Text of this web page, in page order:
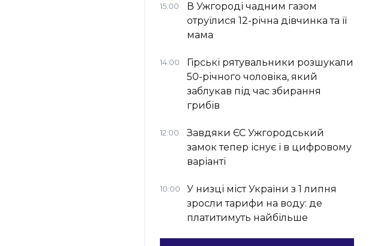
15:00
В Ужгороді чадним газом
отруїлися 12-річна дівчинка та її
мама
14:00
Гірські рятувальники розшукали
50-річного чоловіка, який
заблукав під час збирання
грибів
12:00
Завдяки ЄС Ужгородський
замок тепер існує і в цифровому
варіанті
10:00
У низці міст України з 1 липня
зросли тарифи на воду: де
платитимуть найбільше